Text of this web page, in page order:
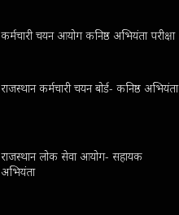
कर्मचारी चयन आयोग कनिष्ठ अभियंता परीक्षा
राजस्थान कर्मचारी चयन बोर्ड- कनिष्ठ अभियंता
राजस्थान लोक सेवा आयोग- सहायक
अभियंता